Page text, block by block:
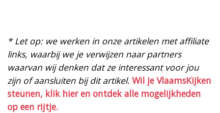
* Let op: we werken in onze artikelen met affiliate
links, waarbij we je verwijzen naar partners
waarvan wij denken dat ze interessant voor jou
zijn of aansluiten bij dit artikel. Wil je VlaamsKijken
steunen, klik hier en ontdek alle mogelijkheden
op een rijtje.